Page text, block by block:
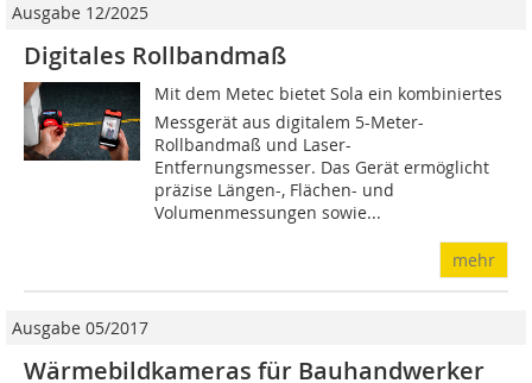
Ausgabe 12/2025
Digitales Rollbandmaß
Mit dem Metec bietet Sola ein kombiniertes
Messgerät aus digitalem 5-Meter-
Rollbandmaß und Laser-
Entfernungsmesser. Das Gerät ermöglicht
präzise Längen-, Flächen- und
Volumenmessungen sowie...
mehr
Ausgabe 05/2017
Wärmebildkameras für Bauhandwerker